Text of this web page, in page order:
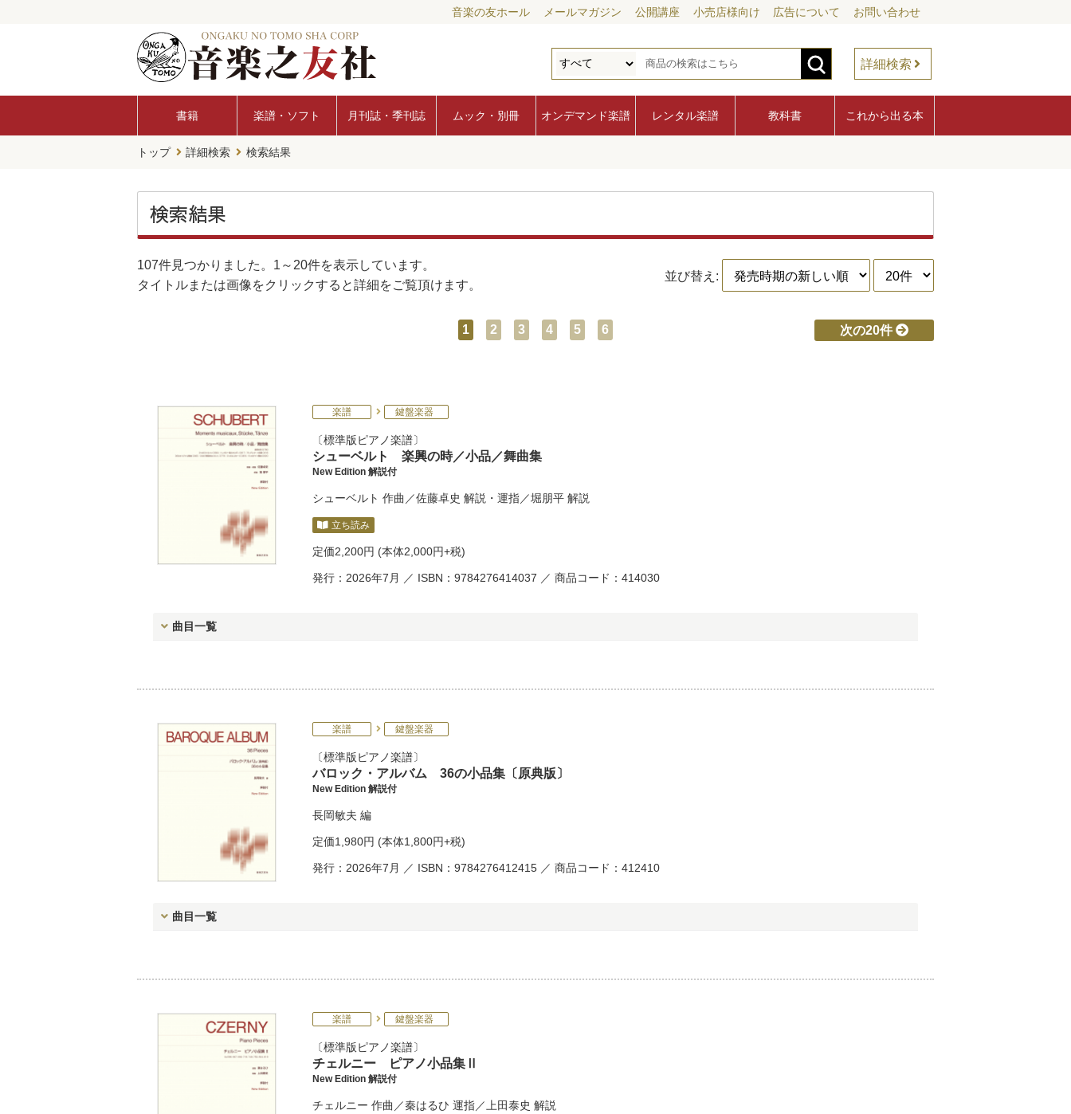
音楽の友ホール メールマガジン 公開講座 小売店様向け 広告について お問い合わせ
詳細検索
書籍 楽譜・ソフト 月刊誌・季刊誌 ムック・別冊 オンデマンド楽譜 レンタル楽譜 教科書 これから出る本
トップ 詳細検索 検索結果
検索結果
107件見つかりました。 1～20件を表示しています。
タイトルまたは画像をクリックすると詳細をご覧頂けます。
並び替え:
次の20件
1 2 3 4 5 6
楽譜 鍵盤楽器
標準版ピアノ楽譜
シューベルト 楽興の時／小品／舞曲集
New Edition 解説付
シューベルト 作曲／佐藤卓史 解説・運指／堀朋平 解説
立ち読み
定価2,200円 (本体2,000円+税)
発行：2026年7月 ／ ISBN：9784276414037 ／ 商品コード：414030
曲目一覧
楽譜 鍵盤楽器
標準版ピアノ楽譜
バロック・アルバム 36の小品集〔原典版〕
New Edition 解説付
長岡敏夫 編
定価1,980円 (本体1,800円+税)
発行：2026年7月 ／ ISBN：9784276412415 ／ 商品コード：412410
曲目一覧
楽譜 鍵盤楽器
標準版ピアノ楽譜
チェルニー ピアノ小品集Ⅱ
New Edition 解説付
チェルニー 作曲／秦はるひ 運指／ 上田泰史 解説